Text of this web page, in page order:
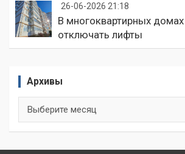
26-06-2026 21:18
В многоквартирных домах
отключать лифты
Архивы